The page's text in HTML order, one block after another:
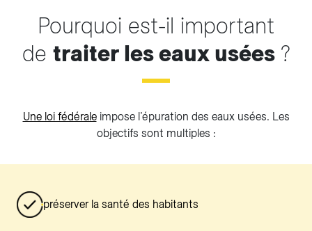
Pourquoi est-il important
de traiter les eaux usées ?
Une loi fédéraleimpose l’épuration des eaux usées. Les
objectifs sont multiples :
préserver la santé des habitants